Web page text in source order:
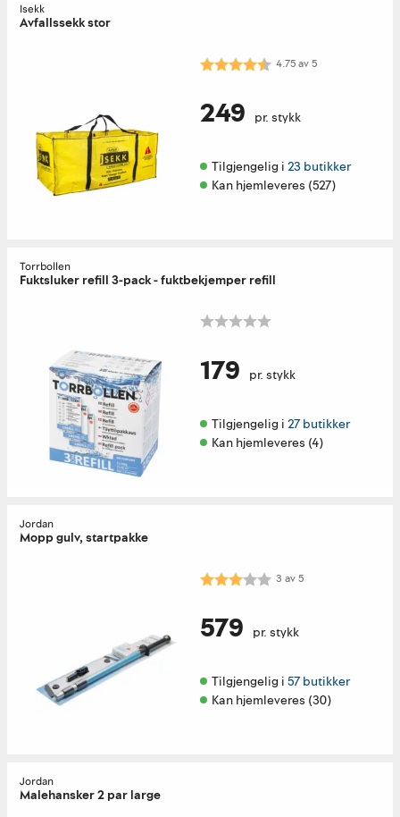
Isekk
Avfallssekk stor
Karakter: 4.8 av 5 mulige
4.75av5
249 pr. stykk
Tilgjengelig i 23 butikker
Kan hjemleveres (527)
Torrbollen
Fuktsluker refill 3-pack - fuktbekjemper refill
179 pr. stykk
Tilgjengelig i 27 butikker
Kan hjemleveres (4)
Jordan
Mopp gulv, startpakke
Karakter: 3.0 av 5 mulige
3 av5
579 pr. stykk
Tilgjengelig i 57 butikker
Kan hjemleveres (30)
Jordan
Malehansker 2 par large